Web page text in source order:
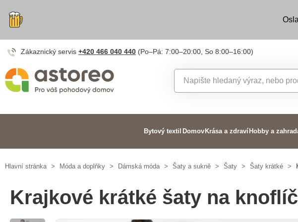
Zákaznický servis +420 466 040 440 (Po–Pá: 7:00–20:00, So 8:00–16:00)
Bytový textil Domov Krása a zdraví Hobby a
Hlavní stránka > Móda a doplňky > Dámská móda > Šaty a sukně > Šaty > Šaty krátké >
Krajkové krátké šaty na